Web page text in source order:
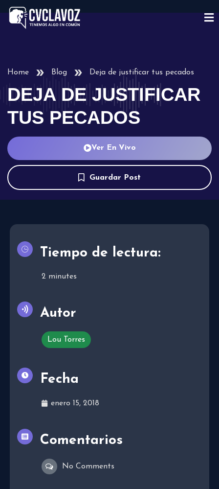
Home Blog Deja de justificar tus pecados
DEJA DE JUSTIFICAR
TUS PECADOS
Ver En Vivo
Guardar Post
Tiempo de lectura:
2 minutes
Autor
Lou Torres
Fecha
enero 15, 2018
Comentarios
No Comments